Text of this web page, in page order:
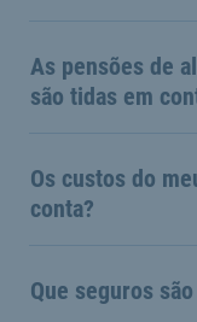
As pensões de
são tidas em
Os custos do
conta?
Que seguros